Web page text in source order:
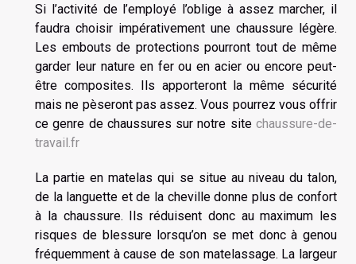
Si l’activité de l’employé l’oblige à assez marcher, il
faudra choisir impérativement une chaussure légère.
Les embouts de protections pourront tout de même
garder leur nature en fer ou en acier ou encore peut-
être composites. Ils apporteront la même sécurité
mais ne pèseront pas assez. Vous pourrez vous offrir
ce genre de chaussures sur notre site chaussure-de-
travail.fr
La partie en matelas qui se situe au niveau du talon,
de la languette et de la cheville donne plus de confort
à la chaussure. Ils réduisent donc au maximum les
risques de blessure lorsqu’on se met donc à genou
fréquemment à cause de son matelassage. La largeur